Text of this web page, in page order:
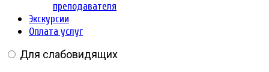
преподавателя
Экскурсии
Оплата услуг
Для слабовидящих